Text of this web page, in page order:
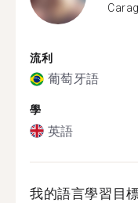
流利
葡萄牙語
學
英語
我的語言學習目